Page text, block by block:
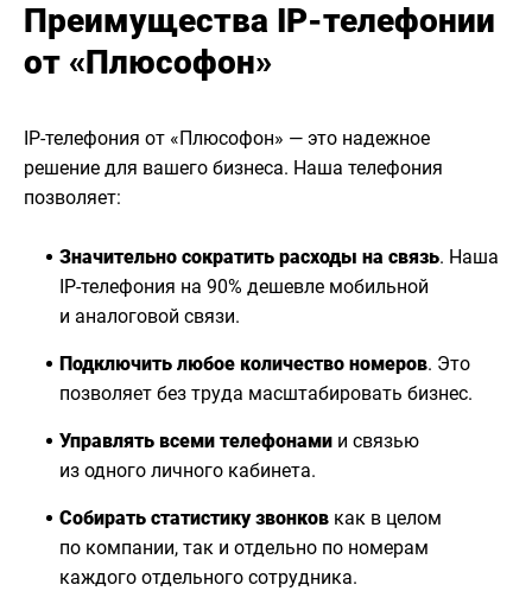
Преимущества IP-телефонии
от «Плюсофон»
IP-телефония от «Плюсофон» — это надежное
решение для вашего бизнеса. Наша телефония
позволяет:
Значительно сократить расходы на связь. Наша
IP-телефония на 90% дешевле мобильной
и аналоговой связи.
Подключить любое количество номеров. Это
позволяет без труда масштабировать бизнес.
Управлять всеми телефонами и связью
из одного личного кабинета.
Собирать статистикузвонков как в целом
по компании, так и отдельно по номерам
каждого отдельного сотрудника.